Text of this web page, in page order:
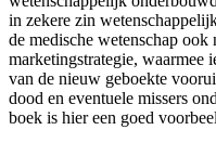
in zekere zin
de medische wetenschap ook
marketingstrategie, waarmee
van de nieuw geboekte
dood en eventuele missers
boek is hier een goed